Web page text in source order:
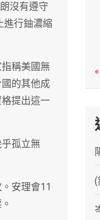
沒有遵守
進行鈾濃縮
稱美國無
的其他成
提出這一
孤立無
安理會11
(